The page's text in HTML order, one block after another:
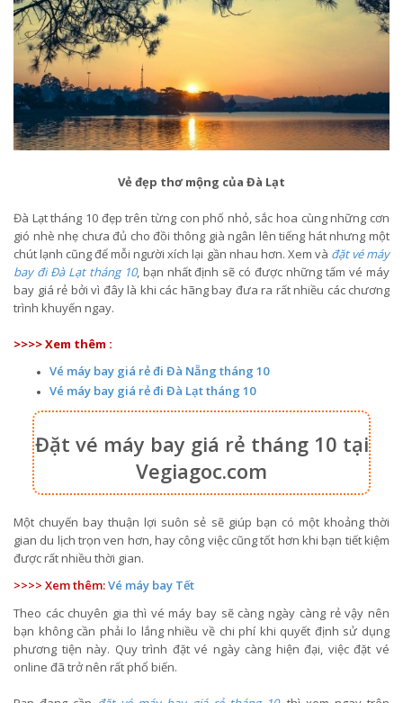
Vẻ đẹp thơ mộng của Đà Lạt
Đà Lạt tháng 10 đẹp trên từng con phố nhỏ, sắc hoa cùng những cơn
gió nhè nhẹ chưa đủ cho đồi thông già ngân lên tiếng hát nhưng một
chút lạnh cũng để mỗi người xích lại gần nhau hơn. Xem và đặt vé máy
bay đi Đà Lạt tháng 10, bạn nhất định sẽ có được những tấm vé máy
bay giá rẻ bởi vì đây là khi các hãng bay đưa ra rất nhiều các chương
trình khuyến ngay.
>>>> Xem thêm :
Vé máy bay giá rẻ đi Đà Nẵng tháng 10
Vé máy bay giá rẻ đi Đà Lạt tháng 10
Đặt vé máy bay giá rẻ tháng 10 tại
Vegiagoc.com
Một chuyến bay thuận lợi suôn sẻ sẽ giúp bạn có một khoảng thời
gian du lịch trọn ven hơn, hay công việc cũng tốt hơn khi bạn tiết kiệm
được rất nhiều thời gian.
>>>> Xem thêm:Vé máy bay Tết
Theo các chuyên gia thì vé máy bay sẽ càng ngày càng rẻ vậy nên
bạn không cần phải lo lắng nhiều về chi phí khi quyết định sử dụng
phương tiện này. Quy trình đặt vé ngày càng hiện đại, việc đặt vé
online đã trở nên rất phổ biến.